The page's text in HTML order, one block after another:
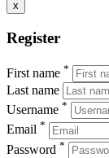
x
Register
First name *
Last name
Username *
Email *
Password *